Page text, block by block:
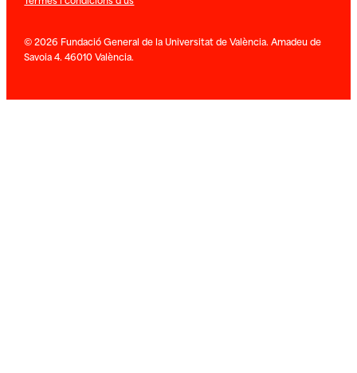
© 2026 Fundació General de la Universitat de València. Amadeu de
Savoia 4. 46010 València.